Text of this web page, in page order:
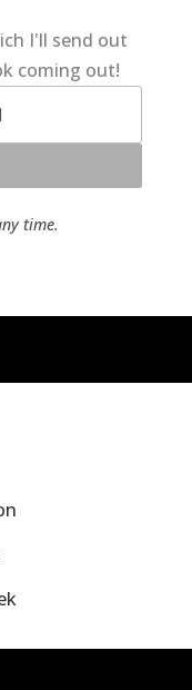
I'll send out
coming out!
time.